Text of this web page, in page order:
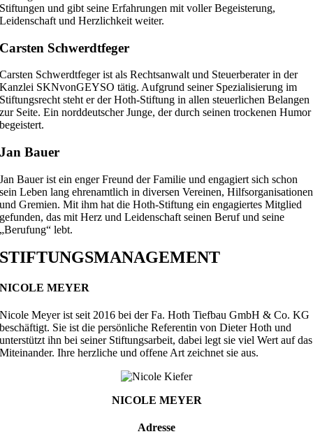
Stiftungen und gibt seine Erfahrungen mit voller Begeisterung,
Leidenschaft und Herzlichkeit weiter.
Carsten Schwerdtfeger
Carsten Schwerdtfeger ist als Rechtsanwalt und Steuerberater in der
Kanzlei SKNvonGEYSO tätig. Aufgrund seiner Spezialisierung im
Stiftungsrecht steht er der Hoth-Stiftung in allen steuerlichen Belangen
zur Seite. Ein norddeutscher Junge, der durch seinen trockenen Humor
begeistert.
Jan Bauer
Jan Bauer ist ein enger Freund der Familie und engagiert sich schon
sein Leben lang ehrenamtlich in diversen Vereinen, Hilfsorganisationen
und Gremien. Mit ihm hat die Hoth-Stiftung ein engagiertes Mitglied
gefunden, das mit Herz und Leidenschaft seinen Beruf und seine
„Berufung“ lebt.
STIFTUNGSMANAGEMENT
NICOLE MEYER
Nicole Meyer ist seit 2016 bei der Fa. Hoth Tiefbau GmbH & Co. KG
beschäftigt. Sie ist die persönliche Referentin von Dieter Hoth und
unterstützt ihn bei seiner Stiftungsarbeit, dabei legt sie viel Wert auf das
Miteinander. Ihre herzliche und offene Art zeichnet sie aus.
NICOLE MEYER
Adresse